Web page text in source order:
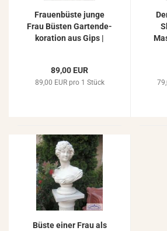
Frau­en­büs­te junge
Frau Büs­ten Gar­ten­de­
ko­ra­ti­on aus Gips |
89,00 EUR
89,00 EUR pro 1 Stück
Büste einer Frau als